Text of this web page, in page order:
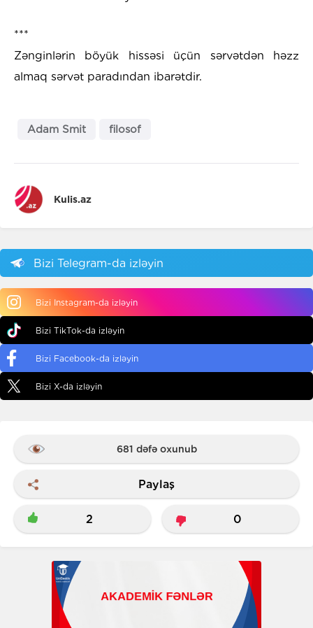
***
Zənginlərin böyük hissəsi üçün sərvətdən həzz
almaq sərvət paradından ibarətdir.
Adam Smit filosof
Kulis.az
Bizi Telegram-da izləyin
Bizi Instagram-da izləyin
Bizi TikTok-da izləyin
Bizi Facebook-da izləyin
Bizi X-da izləyin
681 dəfə oxunub
Paylaş
2 0